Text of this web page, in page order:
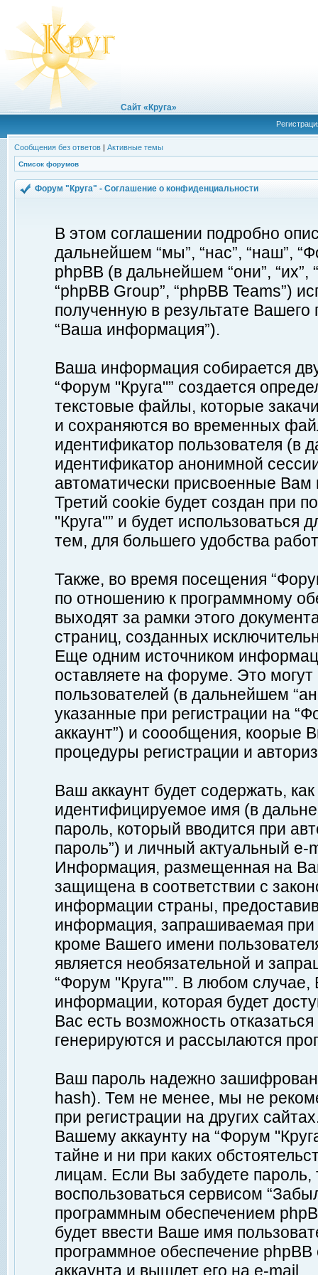
Сайт «Круга»
Сообщения без ответов | Активные темы
Список форумов
Форум "Круга" - Соглашение о конфиденциальности
В этом соглашении подробно
дальнейшем “мы”, “нас”, “наш”,
phpBB (в дальнейшем “они”, “их”,
“phpBB Group”, “phpBB Teams”)
полученную в результате
“Ваша информация”).
Ваша информация собирается
“Форум "Круга"” создается
текстовые файлы, которые
и сохраняются во временных
идентификатор пользователя (в
идентификатор анонимной
автоматически присвоенные
Третий cookie будет создан при
"Круга"” и будет
тем, для большего удобства
Также, во время посещения
по отношению к программному
выходят за рамки этого
страниц, созданных
Еще одним источником
оставляете на форуме. Это
пользователей (в дальнейшем
указанные при регистрации на
аккаунт”) и соообщения, коорые
процедуры регистрации и
Ваш аккаунт будет содержать,
идентифицируемое имя (в
пароль, который вводится при
пароль”) и личный актуальный
Информация, размещенная на
защищена в соответствии с
информации страны,
информация, запрашиваемая при
кроме Вашего имени
является необязательной и
“Форум "Круга"”. В любом
информации, которая будет
Вас есть возможность
генерируются и рассылаются
Ваш пароль надежно
hash). Тем не менее, мы не
при регистрации на других
Вашему аккаунту на “Форум
тайне и ни при каких
лицам. Если Вы забудете пароль,
воспользоваться сервисом
программным обеспечением
будет ввести Ваше имя
программное обеспечение
аккаунта и вышлет его на e-mail.